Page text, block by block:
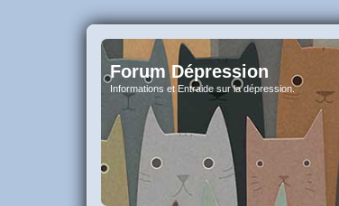
Forum Dépression
Informations et Entraide sur la dépression.